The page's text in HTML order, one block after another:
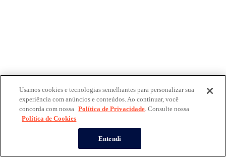
Usamos cookies e tecnologias semelhantes para personalizar sua
experiência com anúncios e conteúdos. Ao continuar, você
concorda com nossa Política de Privacidade. Consulte nossa
Política de Cookies
Entendi